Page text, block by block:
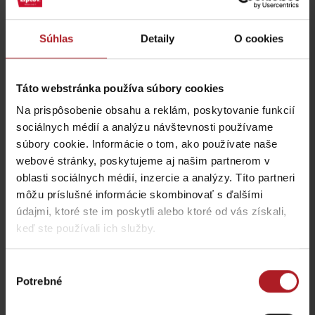
Súhlas Detaily O cookies
Táto webstránka používa súbory cookies
Na prispôsobenie obsahu a reklám, poskytovanie funkcií
sociálnych médií a analýzu návštevnosti používame
súbory cookie. Informácie o tom, ako používate naše
webové stránky, poskytujeme aj našim partnerom v
oblasti sociálnych médií, inzercie a analýzy. Títo partneri
môžu príslušné informácie skombinovať s ďalšími
údajmi, ktoré ste im poskytli alebo ktoré od vás získali,
keď ste používali ich služby.
súhlasu
Potrebné
Cafe Bar Central
Ružomberok
Café Kultúra
Ružomberok
Ružomberok
Ružomberok
Bonsai restaurant